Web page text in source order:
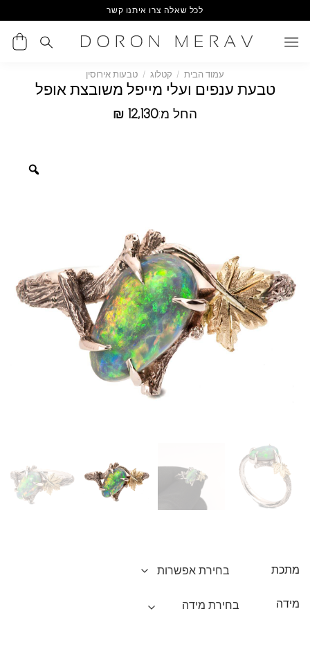
to
content
לכל שאלה צרו איתנו קשר
עמוד הבית / קטלוג / טבעות אירוסין
טבעת ענפים ועלי מייפל משובצת אופל
החל מ: ₪ 12,130
מתכת
מידה